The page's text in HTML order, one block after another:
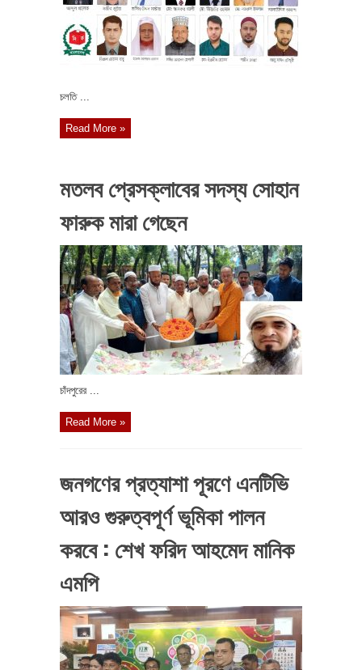
চলতি ...
Read More »
মতলব প্রেসক্লাবের সদস্য সোহান
ফারুক মারা গেছেন
চাঁদপুরের ...
Read More »
জনগণের প্রত্যাশা পূরণে এনটিভি
আরও গুরুত্বপূর্ণ ভূমিকা পালন
করবে : শেখ ফরিদ আহমেদ মানিক
এমপি